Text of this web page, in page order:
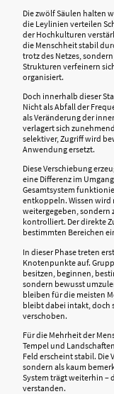
Die zwölf Säulen halten
die Leylinien verteilen
der Hochkulturen
die Menschheit stabil
trotz des Netzes,
Strukturen verfeinern
organisiert.
Doch innerhalb dieser
Nicht als Abfall der
als Veränderung der
verlagert sich
selektiver, Zugriff wird
Anwendung ersetzt.
Diese Verschiebung
eine Differenz im
Gesamtsystem
entkoppeln. Wissen
weitergegeben,
kontrolliert. Der direkte
bestimmten Bereichen
In dieser Phase treten
Knotenpunkte auf.
besitzen, beginnen,
sondern bewusst
bleiben für die meisten
bleibt dabei intakt, doch
verschoben.
Für die Mehrheit der
Tempel und
Feld erscheint stabil. Die
sondern als kaum
System trägt weiterhin –
verstanden.